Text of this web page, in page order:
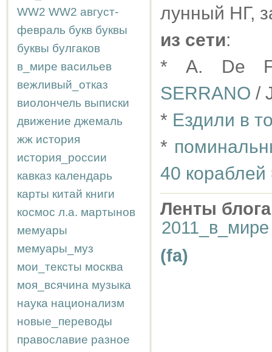
WW2 WW2 август-
февраль букв буквы
буквы булгаков
в_мире васильев
вежливый_отказ
виолончель выписки
движение джемаль
жж история
история_россии
кавказ календарь
карты китай книги
космос л.а. мартынов
мемуары
мемуары_муз
мои_тексты москва
моя_всячина музыка
наука национализм
новые_переводы
православие разное
лунный НГ,
из сети:
* A. De
SERRANO /
* Ездили в
*
40
Ленты
2011_в_мире
(fa)